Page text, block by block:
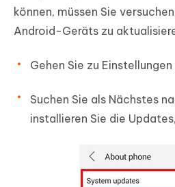
können, müssen Sie
Android-Geräts zu
Gehen Sie zu
Suchen Sie als Nächstes
installieren Sie die